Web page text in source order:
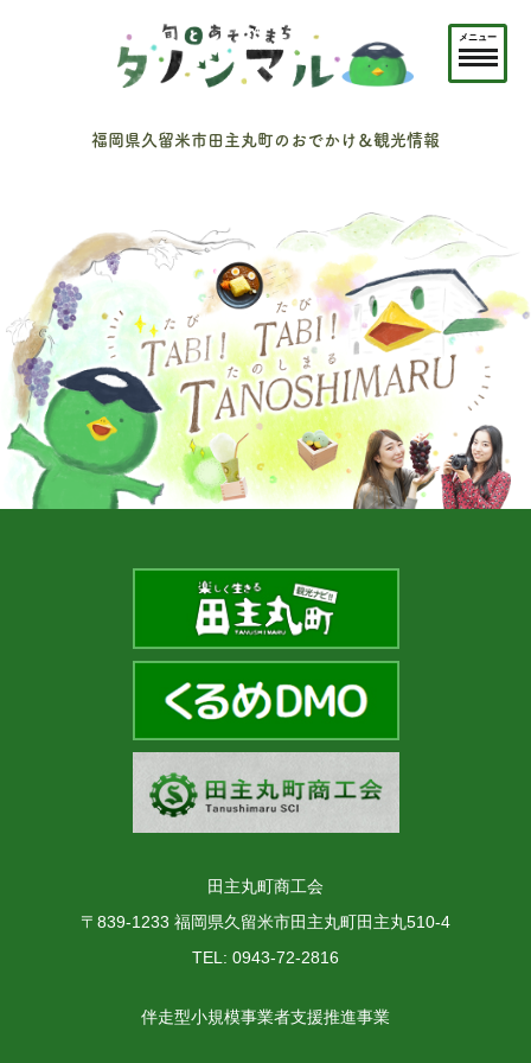
福岡県久留米市田主丸町のおでかけ＆観光情報
メニュー
田主丸町商工会
〒839-1233 福岡県久留米市田主丸町田主丸510-4
TEL: 0943-72-2816
伴走型小規模事業者支援推進事業